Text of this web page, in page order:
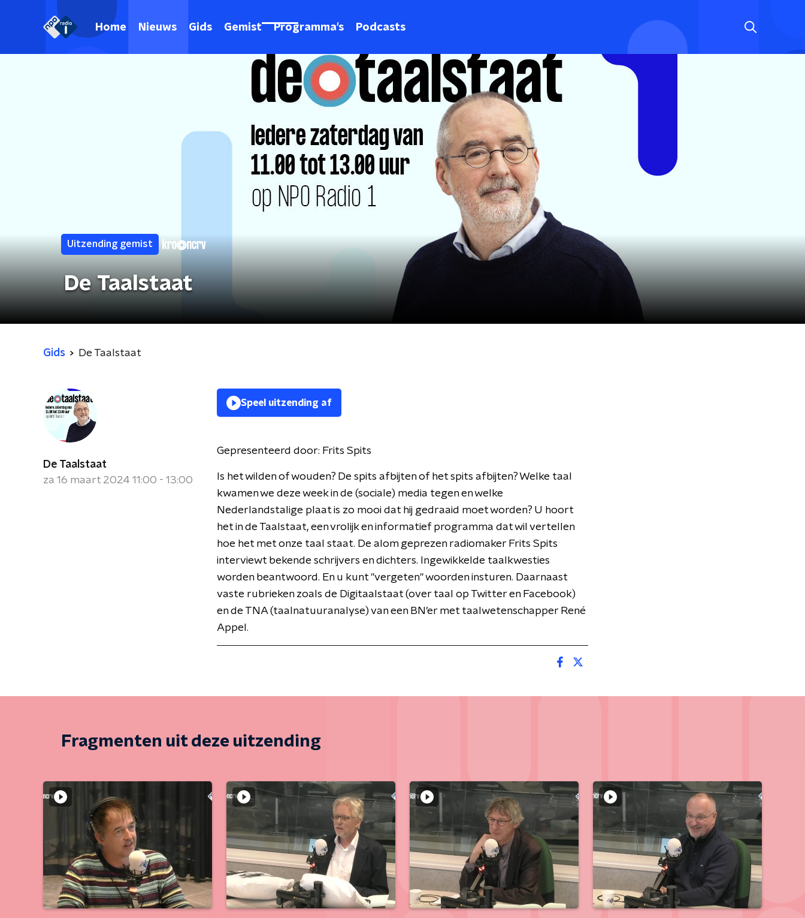
Home Nieuws Gids Gemist Programma's Podcasts
Uitzending gemist
De Taalstaat
Gids De Taalstaat
De Taalstaat
za 16 maart 2024 11:00 - 13:00
Speel uitzending af
Gepresenteerd door: Frits Spits
Is het wilden of wouden? De spits afbijten of het spits afbijten? Welke taal
kwamen we deze week in de (sociale) media tegen en welke
Nederlandstalige plaat is zo mooi dat hij gedraaid moet worden? U hoort
het in de Taalstaat, een vrolijk en informatief programma dat wil vertellen
hoe het met onze taal staat. De alom geprezen radiomaker Frits Spits
interviewt bekende schrijvers en dichters. Ingewikkelde taalkwesties
worden beantwoord. En u kunt "vergeten" woorden insturen. Daarnaast
vaste rubrieken zoals de Digitaalstaat (over taal op Twitter en Facebook)
en de TNA (taalnatuuranalyse) van een BN’er met taalwetenschapper René
Appel.
Fragmenten uit deze uitzending